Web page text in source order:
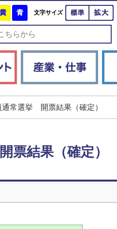
黄 青文字サイズ 標準
常選挙 開票結果（確定）
結果（確定）